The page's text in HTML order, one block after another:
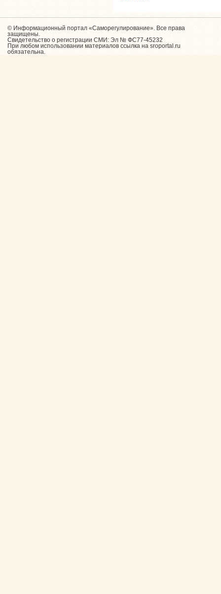
© Информационный портал «Саморегулирование». Все права
защищены.
Свидетельство о регистрации СМИ: Эл № ФС77-45232
При любом использовании материалов ссылка на sroportal.ru
обязательна.